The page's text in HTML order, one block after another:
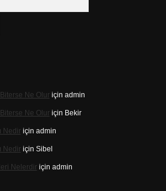
Ne Oluriçin admin
Ne Oluriçin Bekir
Nediriçin admin
Nediriçin Sibel
Nelerdiriçin admin